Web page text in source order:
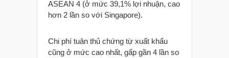
ASEAN 4 (ở mức 39,1% lợi nhuận, cao
hơn 2 lần so với Singapore).
Chi phí tuân thủ chứng từ xuất khẩu
cũng ở mức cao nhất, gấp gần 4 lần so